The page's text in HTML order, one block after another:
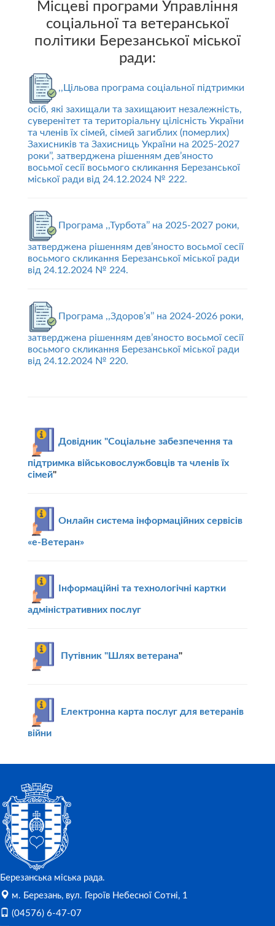
Місцеві програми Управління
соціальної та ветеранської
політики Березанської міської
ради:
,,Цільова програма соціальної підтримки
осіб, які захищали та захищаюит незалежність,
суверенітет та територіальну цілісність України
та членів їх сімей, сімей загиблих (померлих)
Захисників та Захисниць України на 2025-2027
роки’’, затверджена рішенням дев’яносто
восьмої сесії восьмого скликання Березанської
міської ради від 24.12.2024 № 222.
Програма ,,Турбота’’ на 2025-2027 роки,
затверджена рішенням дев’яносто восьмої сесії
восьмого скликання Березанської міської ради
від 24.12.2024 № 224.
Програма ,,Здоров’я’’ на 2024-2026 роки,
затверджена рішенням дев’яносто восьмої сесії
восьмого скликання Березанської міської ради
від 24.12.2024 № 220.
Довідник "Соціальне забезпечення та
підтримка військовослужбовців та членів їх
сімей"
Онлайн система інформаційних сервісів
«е-Ветеран»
Інформаційні та технологічні картки
адміністративних послуг
Путівник "Шлях ветерана"
Електронна карта послуг для ветеранів
війни
Березанська міська рада.
м. Березань, вул. Героїв Небесної Сотні, 1
(04576) 6-47-07